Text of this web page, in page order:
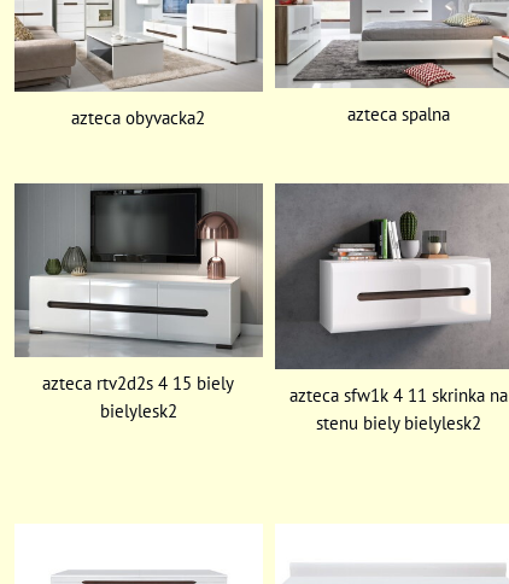
azteca obyvacka2 azteca spalna
azteca rtv2d2s 4 15 biely
bielylesk2
azteca sfw1k 4 11 skrinka na
stenu biely bielylesk2